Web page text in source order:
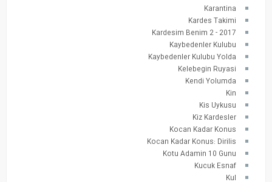
Karantina
Kardes Takimi
Kardesim Benim 2 - 2017
Kaybedenler Kulubu
Kaybedenler Kulubu Yolda
Kelebegin Ruyasi
Kendi Yolumda
Kin
Kis Uykusu
Kiz Kardesler
Kocan Kadar Konus
Kocan Kadar Konus: Dirilis
Kotu Adamin 10 Gunu
Kucuk Esnaf
Kul